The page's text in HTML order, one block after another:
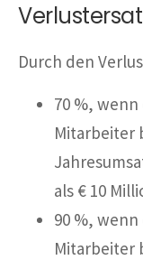
Durch den
70 %,
Mitarbeiter
als € 10
90 %,
Mitarbeiter